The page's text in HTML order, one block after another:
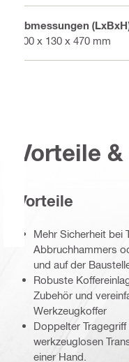
Abmessungen
600 x 130 x 470 mm
Vorteile
Vorteile
Mehr Sicherheit bei
Abbruchhammers
und auf der
Robuste
Zubehör und
Werkzeugkoffer
Doppelter
werkzeuglosen
einer Hand.